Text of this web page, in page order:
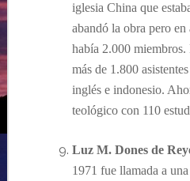
iglesia China que
abandó la obra pero
había 2.000 miembros.
más de 1.800
inglés e indonesio.
teológico con 110
Luz M. Dones de
1971 fue llamada a